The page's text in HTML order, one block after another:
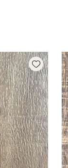
Add wishlist